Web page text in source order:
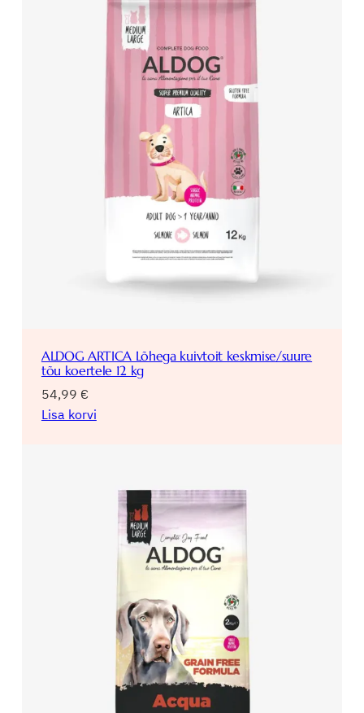
ALDOG ARTICA Lõhega kuivtoit keskmise/suure
tõu koertele 12 kg
54,99 €
Lisa korvi